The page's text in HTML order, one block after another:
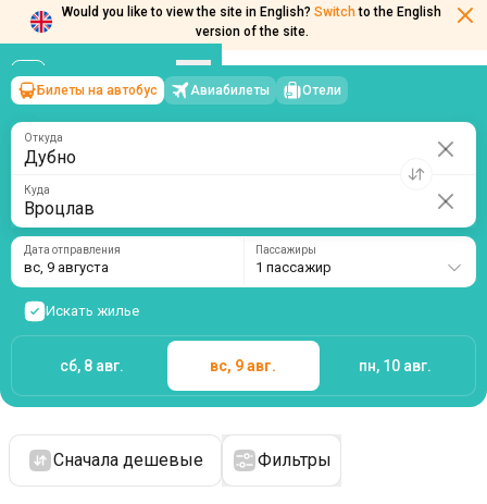
Would you like to view the site in English? Switch to the English
version of the site.
Дубно → Вроцлав
вс, 9 августа/1 пассажир
Билеты на автобус Авиабилеты Отели
Откуда
Куда
Дата отправления
вс, 9 августа
Пассажиры
1 пассажир
Искать жилье
сб, 8 авг. вс, 9 авг. пн, 10 авг.
Сначала дешевые Фильтры